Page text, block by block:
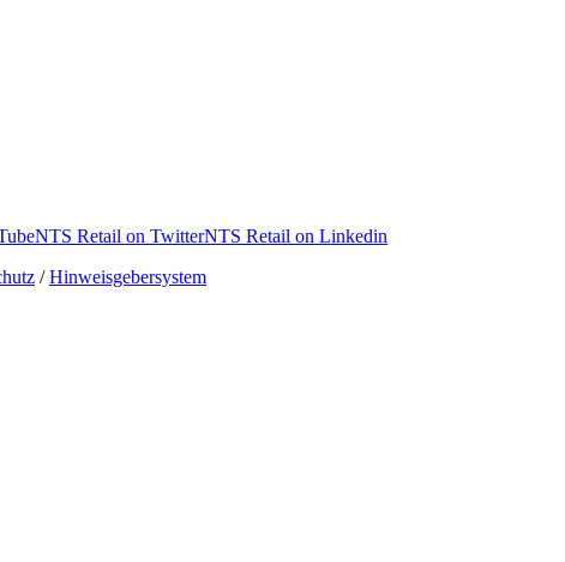
NTS Retail on TwitterNTS Retail on Linkedin
/Hinweisgebersystem